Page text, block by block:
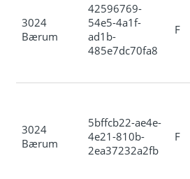
3024
Bærum
42596769-
54e5-4a1f-
ad1b-
485e7dc70fa8
F
3024
Bærum
5bffcb22-ae4e-
4e21-810b-
2ea37232a2fb
F